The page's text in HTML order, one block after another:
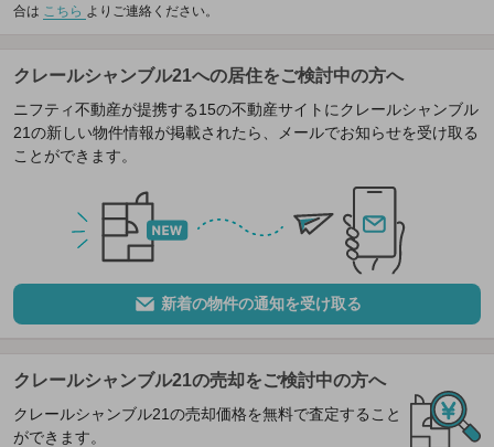
合は こちら よりご連絡ください。
クレールシャンブル21への居住をご検討中の方へ
ニフティ不動産が提携する15の不動産サイトにクレールシャンブル
21の新しい物件情報が掲載されたら、メールでお知らせを受け取る
ことができます。
新着の物件の通知を受け取る
クレールシャンブル21の売却をご検討中の方へ
クレールシャンブル21の売却価格を無料で査定すること
ができます。